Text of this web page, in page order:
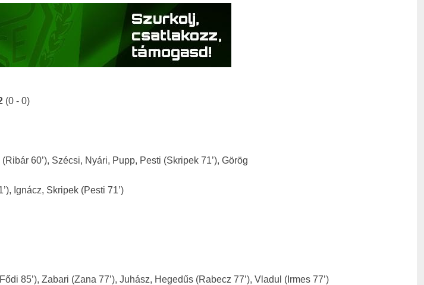
(0 - 0)
60’), Szécsi, Nyári, Pupp, Pesti (Skripek 71’), Görög
Ignácz, Skripek (Pesti 71’)
85’), Zabari (Zana 77’), Juhász, Hegedűs (Rabecz 77’), Vladul (Irmes 77’)